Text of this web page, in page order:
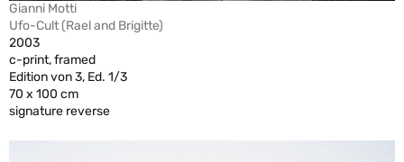
Gianni Motti
Ufo-Cult (Rael and Brigitte)
2003
c-print, framed
Edition von 3, Ed. 1/3
70 x 100 cm
signature reverse